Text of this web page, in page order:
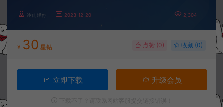
冷雨泽ღ 2023-12-20 2,304
¥ 30 星钻 点赞 (0) 收藏 (0)
立即下载 升级会员